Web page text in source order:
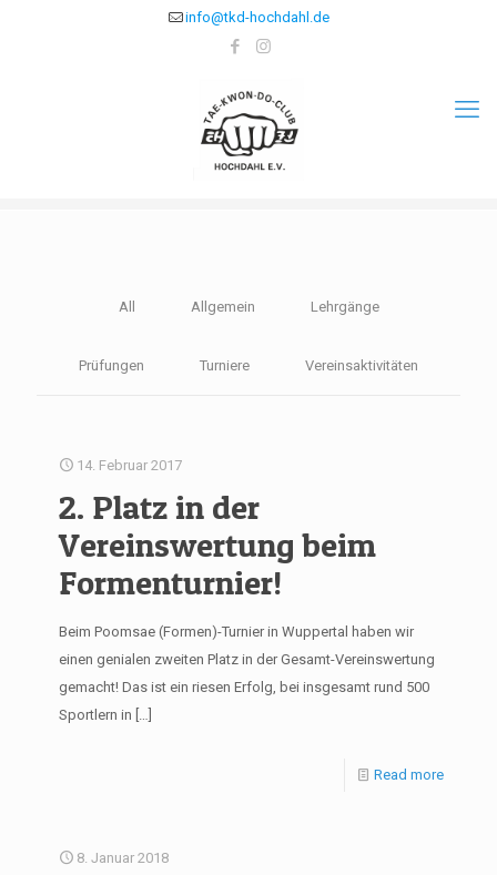
info@tkd-hochdahl.de
All Allgemein Lehrgänge
Prüfungen Turniere Vereinsaktivitäten
14. Februar 2017
2. Platz in der
Vereinswertung beim
Formenturnier!
Beim Poomsae (Formen)-Turnier in Wuppertal haben wir
einen genialen zweiten Platz in der Gesamt-Vereinswertung
gemacht! Das ist ein riesen Erfolg, bei insgesamt rund 500
Sportlern in […]
Read more
8. Januar 2018